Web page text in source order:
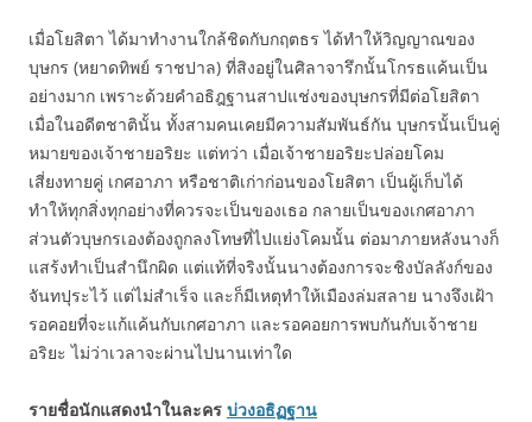
เมื่อโยสิตา ได้มาทำงานใกล้ชิดกับกฤตธร ได้ทำให้วิญญาณของ
บุษกร (หยาดทิพย์ ราชปาล) ที่สิงอยู่ในศิลาจารึกนั้นโกรธแค้นเป็น
อย่างมาก เพราะด้วยคำอธิฎฐานสาปแช่งของบุษกรที่มีต่อโยสิตา
เมื่อในอดีตชาตินั้น ทั้งสามคนเคยมีความสัมพันธ์กัน บุษกรนั้นเป็นคู่
หมายของเจ้าชายอริยะ แต่ทว่า เมื่อเจ้าชายอริยะปล่อยโคม
เสี่ยงทายคู่ เกศอาภา หรือชาติเก่าก่อนของโยสิตา เป็นผู้เก็บได้
ทำให้ทุกสิ่งทุกอย่างที่ควรจะเป็นของเธอ กลายเป็นของเกศอาภา
ส่วนตัวบุษกรเองต้องถูกลงโทษที่ไปแย่งโคมนั้น ต่อมาภายหลังนางก็
แสร้งทำเป็นสำนึกผิด แต่แท้ที่จริงนั้นนางต้องการจะชิงบัลลังก์ของ
จันทปุระไว้ แต่ไม่สำเร็จ และก็มีเหตุทำให้เมืองล่มสลาย นางจึงเฝ้า
รอคอยที่จะแก้แค้นกับเกศอาภา และรอคอยการพบกันกับเจ้าชาย
อริยะ ไม่ว่าเวลาจะผ่านไปนานเท่าใด
รายชื่อนักแสดงนำในละคร บ่วงอธิฏฐาน